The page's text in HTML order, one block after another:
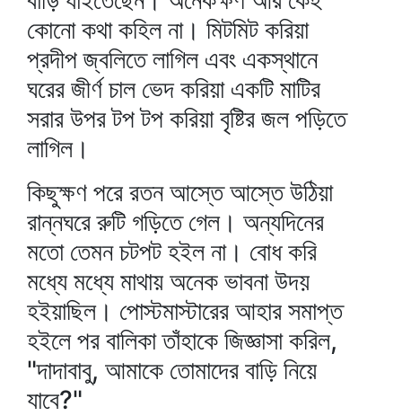
কোনো কথা কহিল না। মিটমিট করিয়া
প্রদীপ জ্বলিতে লাগিল এবং একস্থানে
ঘরের জীর্ণ চাল ভেদ করিয়া একটি মাটির
সরার উপর টপ টপ করিয়া বৃষ্টির জল পড়িতে
লাগিল।
কিছুক্ষণ পরে রতন আস্তে আস্তে উঠিয়া
রান্নঘরে রুটি গড়িতে গেল। অন্যদিনের
মতো তেমন চটপট হইল না। বোধ করি
মধ্যে মধ্যে মাথায় অনেক ভাবনা উদয়
হইয়াছিল। পোস্টমাস্টারের আহার সমাপ্ত
হইলে পর বালিকা তাঁহাকে জিজ্ঞাসা করিল,
"দাদাবাবু, আমাকে তোমাদের বাড়ি নিয়ে
যাবে?"